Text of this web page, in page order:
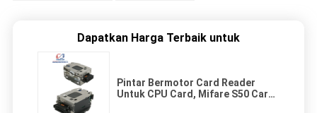
Dapatkan Harga Terbaik untuk
Pintar Bermotor Card Reader
Untuk CPU Card, Mifare S50 Card